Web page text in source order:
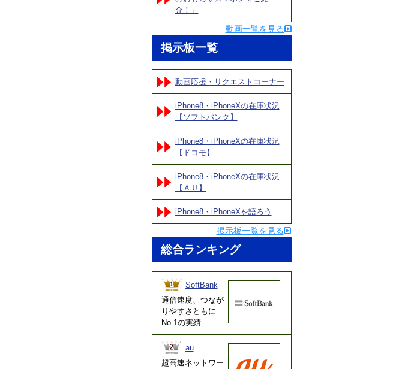
介！」
動画一覧を見る
掲示板一覧
動画応援・リクエストコーナー
iPhone8・iPhoneXの在庫状況
【ソフトバンク】
iPhone8・iPhoneXの在庫状況
【ドコモ】
iPhone8・iPhoneXの在庫状況
【ＡＵ】
iPhone8・iPhoneXを語ろう
掲示板一覧を見る
総合ランキング
SoftBank
通信速度、つなが
りやすさともに
No.1の実績
au
超高速ネットワー